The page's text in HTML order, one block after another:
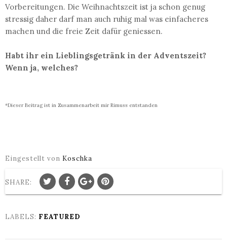
Vorbereitungen. Die Weihnachtszeit ist ja schon genug
stressig daher darf man auch ruhig mal was einfacheres
machen und die freie Zeit dafür geniessen.
Habt ihr ein Lieblingsgetränk in der Adventszeit?
Wenn ja, welches?
*Dieser Beitrag ist in Zusammenarbeit mir Rimuss entstanden
Eingestellt von Koschka
SHARE:
LABELS: FEATURED